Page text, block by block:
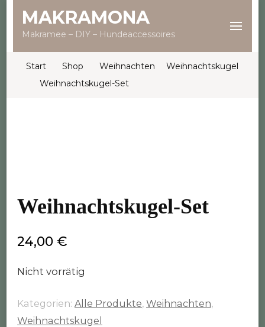
MAKRAMONA
Makramee – DIY – Hundeaccessoires
Start Shop Weihnachten
Weihnachtskugel
Weihnachtskugel-Set
Weihnachtskugel-Set
24,00 €
Nicht vorrätig
Kategorien: Alle Produkte, Weihnachten,
Weihnachtskugel